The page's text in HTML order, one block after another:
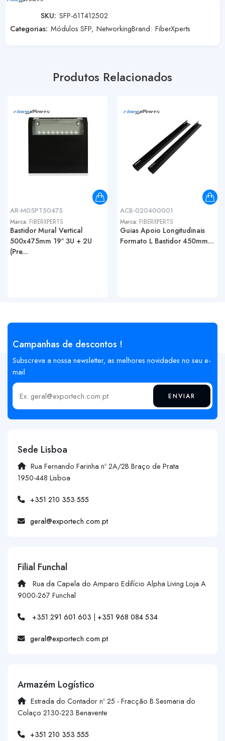
SKU: SFP-61T412502
Categorias: Módulos SFP, NetworkingBrand: FiberXperts
Produtos Relacionados
AR-M05PT50475
Marca: FIBERXPERTS
Bastidor Mural Vertical
500x475mm 19″ 3U + 2U
(Pre...
ACB-020400001
Marca: FIBERXPERTS
Guias Apoio Longitudinais
Formato L Bastidor 450mm...
Campanhas de descontos !
Subscreva a nossa newsletter, as melhores novidades no seu e-
mail
Insira o seu email ENVIAR
Sede Lisboa
Rua Fernando Farinha nº 2A/2B Braço de Prata
1950-448 Lisboa
+351 210 353 555
geral@exportech.com.pt
Filial Funchal
Rua da Capela do Amparo Edifício Alpha Living Loja A
9000-267 Funchal
+351 291 601 603 | +351 968 084 534
geral@exportech.com.pt
Armazém Logístico
Estrada do Contador nº 25 - Fracção B Sesmaria do
Colaço 2130-223 Benavente
+351 210 353 555